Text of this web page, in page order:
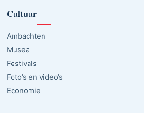
Cultuur
Ambachten
Musea
Festivals
Foto’s en video’s
Economie